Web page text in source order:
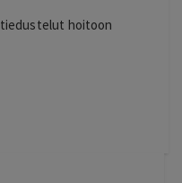
hoitoon